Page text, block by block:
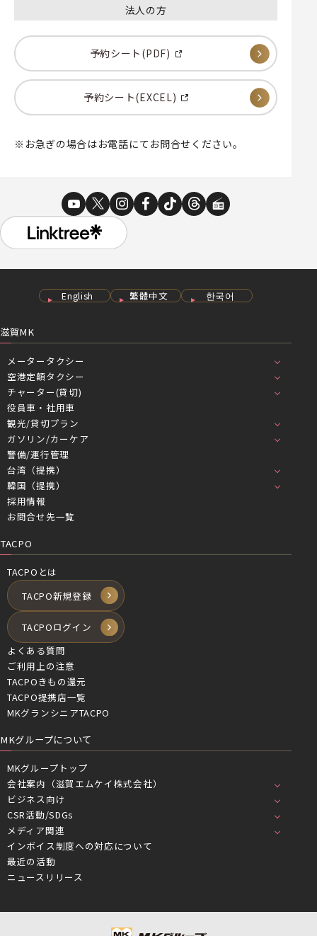
法人の方
予約シート(PDF)
予約シート(EXCEL)
※お急ぎの場合はお電話にてお問合せください。
English 繁體中文 한국어
滋賀MK
メータータクシー
空港定額タクシー
チャーター(貸切)
役員車・社用車
観光/貸切プラン
ガソリン/カーケア
警備/運行管理
台湾（提携）
韓国（提携）
採用情報
お問合せ先一覧
TACPO
TACPOとは
TACPO新規登録
TACPOログイン
よくある質問
ご利用上の注意
TACPOきもの還元
TACPO提携店一覧
MKグランシニアTACPO
MKグループについて
MKグループトップ
会社案内（滋賀エムケイ株式会社）
ビジネス向け
CSR活動/SDGs
メディア関連
インボイス制度への対応について
最近の活動
ニュースリリース